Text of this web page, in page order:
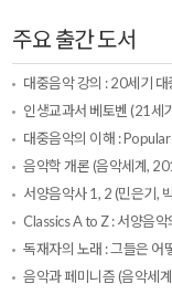
주요 출간 도서
대중음악 강의 : 20세기
인생교과서 베토벤 (21세
대중음악의 이해 :
음악학 개론 (음악세계,
서양음악사 1, 2 (민은기,
Classics A to Z : 서양음
독재자의 노래 : 그들은
음악과 페미니즘 (음악세